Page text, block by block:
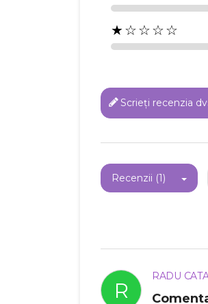
★☆☆☆☆
Scrieți recenzia
Recenzii (1)
R
RADU